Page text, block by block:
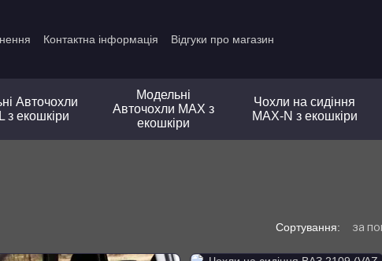
Контактна інформація Відгуки про магазин
Авточохли
з екошкіри
Модельні
Авточохли MAX з
екошкіри
Чохли на сидіння
MAX-N з екошкіри
Сортування: за